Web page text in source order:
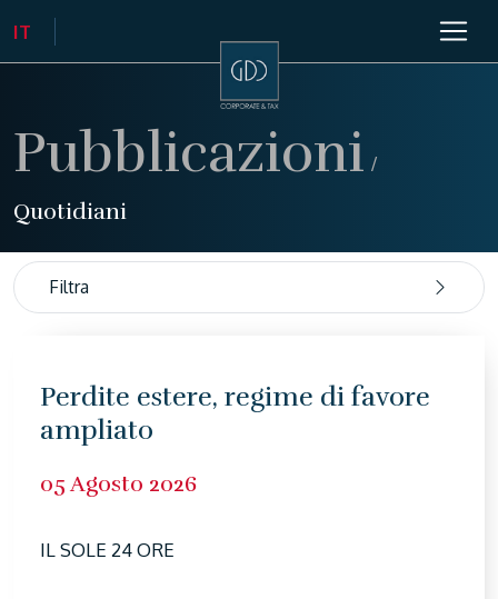
Pubblicazioni /
Quotidiani
Filtra
Perdite estere, regime di favore
ampliato
05 Agosto 2026
IL SOLE 24 ORE